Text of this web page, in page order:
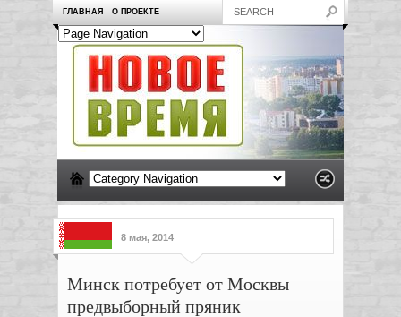
ГЛАВНАЯ О ПРОЕКТЕ
8 мая, 2014
Минск потребует от Москвы
предвыборный пряник